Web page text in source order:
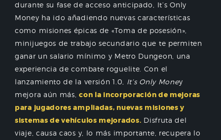
durante su fase de acceso anticipado, It’s Only
Money ha ido añadiendo nuevas características
como misiones épicas de «Toma de posesión»,
minijuegos de trabajo secundario que te permiten
ganar un salario mínimo y Metro Dungeon, una
experiencia de combate roguelite. Con el
lanzamiento de la versión 1.0, It’s Only Money
mejora aún más,con la incorporación de mejoras
para jugadores ampliadas, nuevas misiones y
sistemas de vehículos mejorados. Disfruta del
viaje, causa caos y, lo más importante, recupera lo